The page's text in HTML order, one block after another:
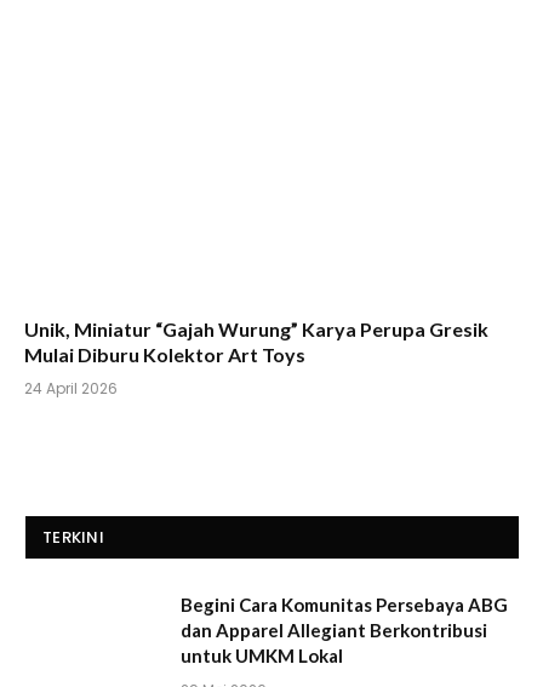
Unik, Miniatur “Gajah Wurung” Karya Perupa Gresik
Mulai Diburu Kolektor Art Toys
24 April 2026
TERKINI
Begini Cara Komunitas Persebaya ABG
dan Apparel Allegiant Berkontribusi
untuk UMKM Lokal